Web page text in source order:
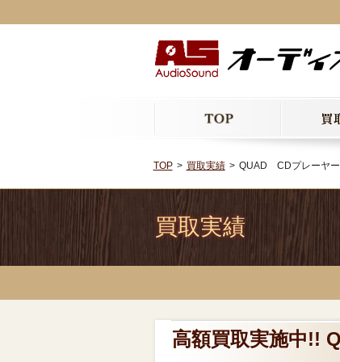
TOP 買取実績 QUAD CDプレーヤ
買取実績
高額買取実施中!!